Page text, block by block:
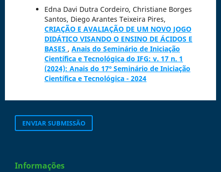
Edna Davi Dutra Cordeiro, Christiane Borges
Santos, Diego Arantes Teixeira Pires,
CRIAÇÃO E AVALIAÇÃO DE UM NOVO JOGO
DIDÁTICO VISANDO O ENSINO DE ÁCIDOS E
BASES , Anais do Seminário de Iniciação
Científica e Tecnológica do IFG: v. 17 n. 1
(2024): Anais do 17º Seminário de Iniciação
Científica e Tecnológica - 2024
ENVIAR SUBMISSÃO
Informações